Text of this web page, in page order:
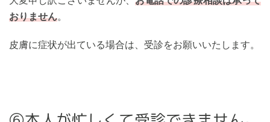
おりません。
皮膚に症状が出ている場合は、受診をお願いいたします。